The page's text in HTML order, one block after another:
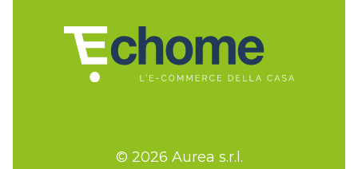
© 2026 Aurea s.r.l.